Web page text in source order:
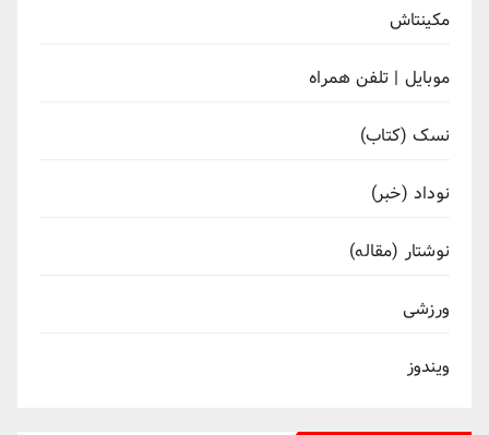
مکینتاش
موبایل | تلفن همراه
نسک (کتاب)
نوداد (خبر)
نوشتار (مقاله)
ورزشی
ویندوز